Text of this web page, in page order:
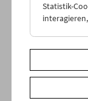
Statistik-